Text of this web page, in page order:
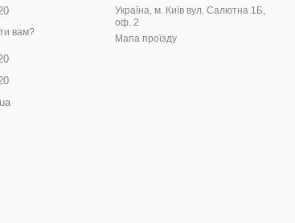
вам?
Україна, м. Київ вул. Салютна 1Б,
оф. 2
Мапа проїзду